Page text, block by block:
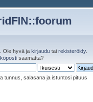
. Ole hyvä jakirjaudu tairekisteröidy.
saamatta?
tunnus, salasana ja istuntosi pituus